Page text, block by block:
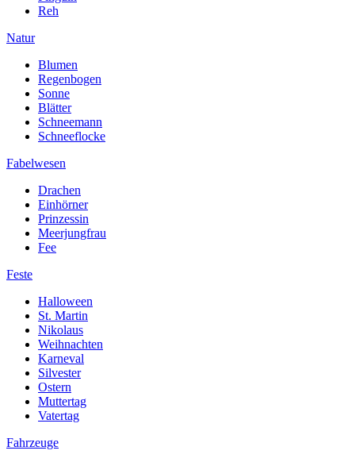
Reh
Natur
Blumen
Regenbogen
Sonne
Blätter
Schneemann
Schneeflocke
Fabelwesen
Drachen
Einhörner
Prinzessin
Meerjungfrau
Fee
Feste
Halloween
St. Martin
Nikolaus
Weihnachten
Karneval
Silvester
Ostern
Muttertag
Vatertag
Fahrzeuge